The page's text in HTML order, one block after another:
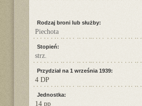
Rodzaj broni lub służby:
Piechota
Stopień:
strz.
Przydział na 1 września 1939:
4 DP
Jednostka:
14 pp